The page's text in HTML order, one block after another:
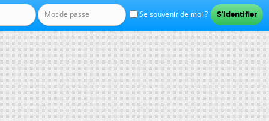
Se souvenir de moi ?